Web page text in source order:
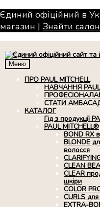
Єдиний офіційний в
магазин | Знайти салон
Меню
ПРО PAUL MITCHELL
НАВЧАННЯ PAUL
СТАТИ
КАТАЛОГ
Гід з продукції
PAUL MITCHELL®
BOND RX
BLONDE
волосся
CLEAN
CLEAR
шкіри
COLOR
CURLS
EXTRA-